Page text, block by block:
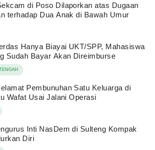
di Poso Dilaporkan atas Dugaan
terhadap Dua Anak di Bawah Umur
Hanya Biayai UKT/SPP, Mahasiswa
Sudah Bayar Akan Direimburse
Pembunuhan Satu Keluarga di
Wafat Usai Jalani Operasi
Inti NasDem di Sulteng Kompak
Diri